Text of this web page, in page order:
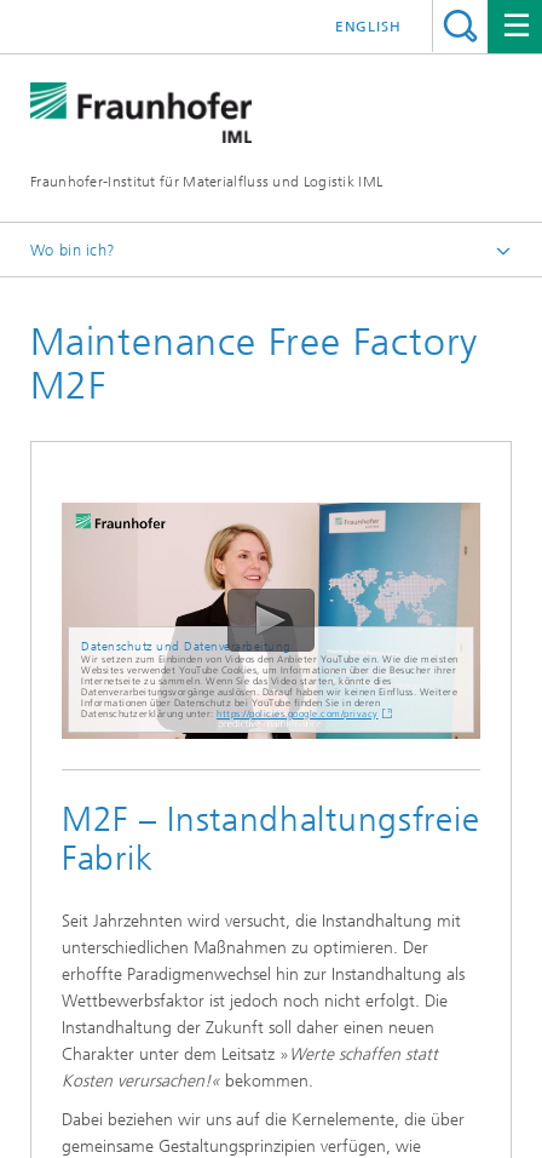
Fraunhofer-Institut für Materialfluss und Logistik IML
ENGLISH
Wo bin ich?
Abteilungen
Maintenance Free Factory
M2F
Datenschutz und Datenverarbeitung
Wir setzen zum Einbinden von Videos den Anbieter YouTube ein. Wie die meisten
Websites verwendet YouTube Cookies, um Informationen über die Besucher ihrer
Internetseite zu sammeln. Wenn Sie das Video starten, könnte dies
Datenverarbeitungsvorgänge auslösen. Darauf haben wir keinen Einfluss. Weitere
Informationen über Datenschutz bei YouTube finden Sie in deren
Datenschutzerklärung unter: https://policies.google.com/privacy
M2F – Instandhaltungsfreie
Fabrik
Seit Jahrzehnten wird versucht, die Instandhaltung mit
unterschiedlichen Maßnahmen zu optimieren. Der
erhoffte Paradigmenwechsel hin zur Instandhaltung als
Wettbewerbsfaktor ist jedoch noch nicht erfolgt. Die
Instandhaltung der Zukunft soll daher einen neuen
Charakter unter dem Leitsatz »Werte schaffen statt
Kosten verursachen!« bekommen.
Dabei beziehen wir uns auf die Kernelemente, die über
gemeinsame Gestaltungsprinzipien verfügen, wie